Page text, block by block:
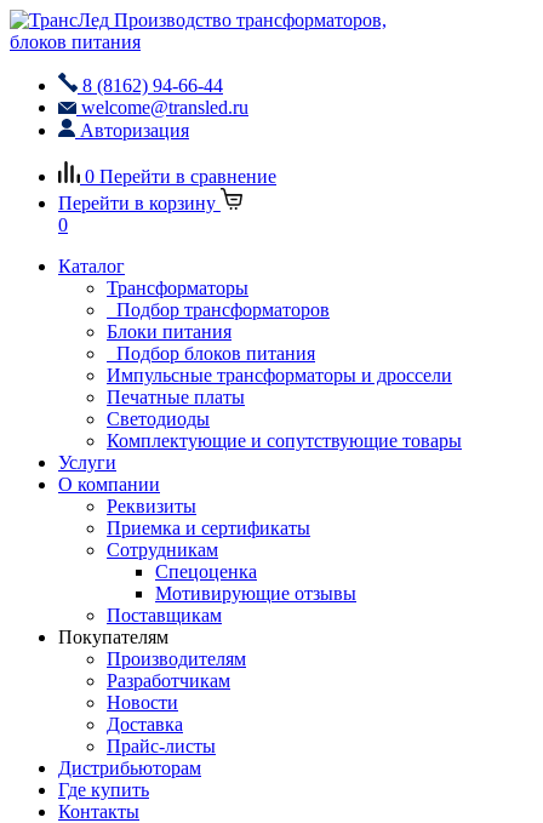
Производство трансформаторов,
блоков питания
8 (8162) 94-66-44
welcome@transled.ru
Авторизация
0 Перейти в сравнение
Перейти в корзину
0
Каталог
Трансформаторы
Подбор трансформаторов
Блоки питания
Подбор блоков питания
Импульсные трансформаторы и дроссели
Печатные платы
Светодиоды
Комплектующие и сопутствующие товары
Услуги
О компании
Реквизиты
Приемка и сертификаты
Сотрудникам
Спецоценка
Мотивирующие отзывы
Поставщикам
Покупателям
Производителям
Разработчикам
Новости
Доставка
Прайс-листы
Дистрибьюторам
Где купить
Контакты